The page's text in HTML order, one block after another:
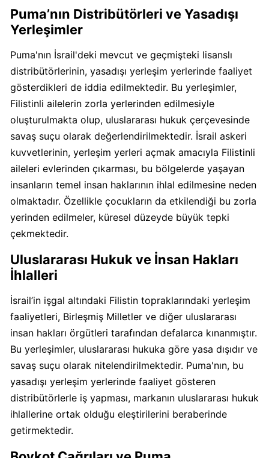
Kimin
Sahibi
Kim?
Cheetos
Boykot
mu?
Cheetos
Kimin
Sahibi
Calve
Boykot
mu?
Calve
Kimin
Sahibi
Danone
Boykot
mu?
Danone
Kimin
Sahibi
Kim?
Puma’nın Distribütörleri ve Yasadışı
Yerleşimler
Puma'nın İsrail'deki mevcut ve geçmişteki lisanslı
distribütörlerinin, yasadışı yerleşim yerlerinde faaliyet
gösterdikleri de iddia edilmektedir. Bu yerleşimler,
Filistinli ailelerin zorla yerlerinden edilmesiyle
oluşturulmakta olup, uluslararası hukuk çerçevesinde
savaş suçu olarak değerlendirilmektedir. İsrail askeri
kuvvetlerinin, yerleşim yerleri açmak amacıyla Filistinli
aileleri evlerinden çıkarması, bu bölgelerde yaşayan
insanların temel insan haklarının ihlal edilmesine neden
olmaktadır. Özellikle çocukların da etkilendiği bu zorla
yerinden edilmeler, küresel düzeyde büyük tepki
çekmektedir.
Uluslararası Hukuk ve İnsan Hakları
İhlalleri
İsrail’in işgal altındaki Filistin topraklarındaki yerleşim
faaliyetleri, Birleşmiş Milletler ve diğer uluslararası
insan hakları örgütleri tarafından defalarca kınanmıştır.
Bu yerleşimler, uluslararası hukuka göre yasa dışıdır ve
savaş suçu olarak nitelendirilmektedir. Puma'nın, bu
yasadışı yerleşim yerlerinde faaliyet gösteren
distribütörlerle iş yapması, markanın uluslararası hukuk
ihlallerine ortak olduğu eleştirilerini beraberinde
getirmektedir.